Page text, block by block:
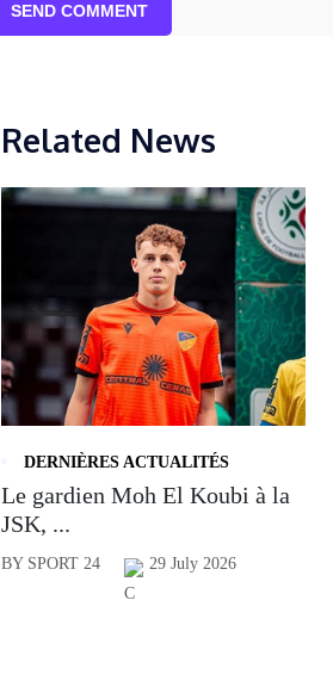
SEND COMMENT
Related News
DERNIÈRES ACTUALITÉS
Le gardien Moh El Koubi à la
JSK, ...
BY SPORT 24 29 July 2026